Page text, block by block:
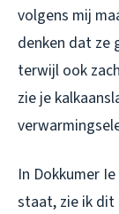
volgens mij
denken dat ze
terwijl ook
zie je
In Dokkumer
staat, zie ik dit